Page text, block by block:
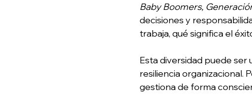
Baby Boomers,
decisiones y
trabaja, qué significa el
Esta diversidad puede ser
resiliencia organizacional.
gestiona de forma